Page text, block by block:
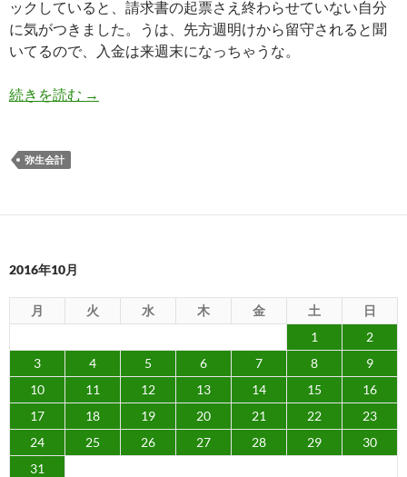
ックしていると、請求書の起票さえ終わらせていない自分
に気がつきました。うは、先方週明けから留守されると聞
いてるので、入金は来週末になっちゃうな。
続きを読む 締め切り間際に悩んだ末、弥生会計の安心保守
→
弥生会計
2016年10月
月 火 水 木 金 土
日
1
2
3
4 5 6 7 8
9
10
11 12 13 14 15
16
17
18 19 20 21 22
23
24
25 26 27 28 29
30
31